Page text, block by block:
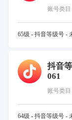
账号类
65级 - 抖音等级号 -
抖音
061
账号类
64级 - 抖音等级号 -